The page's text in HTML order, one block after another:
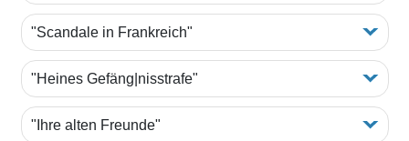
"Scandale in Frankreich"
"Heines Gefäng|nisstrafe"
"Ihre alten Freunde"